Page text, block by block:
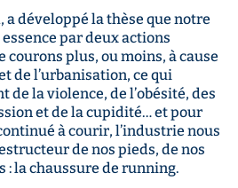
a développé la thèse que notre
par deux actions
courons plus, ou moins, à cause
de l’urbanisation, ce qui
la violence, de l’obésité, des
et de la cupidité… et pour
à courir, l’industrie nous
de nos pieds, de nos
: la chaussure de running.